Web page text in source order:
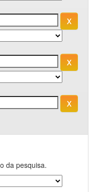
da pesquisa.